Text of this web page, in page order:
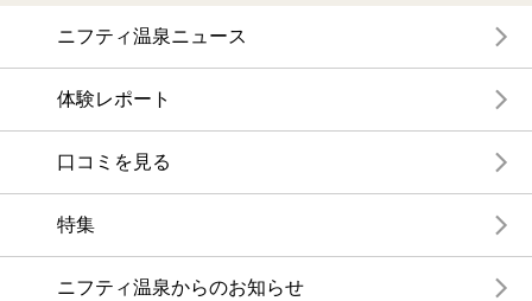
ニフティ温泉ニュース
体験レポート
口コミを見る
特集
ニフティ温泉からのお知らせ